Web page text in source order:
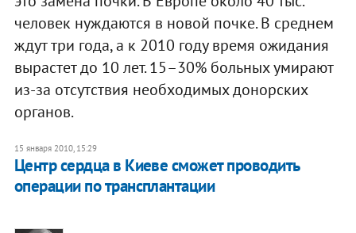
человек нуждаются в новой почке. В среднем
ждут три года, а к 2010 году время ожидания
вырастет до 10 лет. 15–30% больных умирают
из-за отсутствия необходимых донорских
органов.
15 января 2010, 15:29
Центр сердца в Киеве сможет проводить
операции по трансплантации